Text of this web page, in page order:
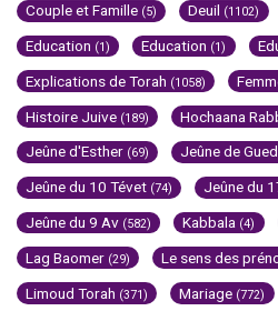
Couple et Famille (5) Deuil (1102)
Education (1) Education (1)
Explications de Torah (1058)
Histoire Juive (189) Hochaana
Jeûne d'Esther (69) Jeûne de
Jeûne du 10 Tévet (74) Jeûne du
Jeûne du 9 Av (582) Kabbala (4)
Lag Baomer (29) Le sens des
Limoud Torah (371) Mariage (772)